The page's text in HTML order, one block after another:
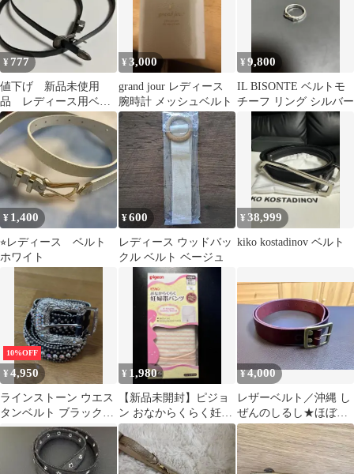
¥ 777
値下げ 新品未使用
品 レディース用ベル
ト ベルト 黒
¥3,000
grand jour レディース
腕時計 メッシュベルト
¥9,800
IL BISONTE ベルトモ
チーフ リング シルバー
¥ 1,400
⭐︎レディース ベルト
ホワイト
¥600
レディース ウッドバッ
クル ベルト ベージュ
¥38,999
kiko kostadinov ベルト
10%OFF
¥4,950
ラインストーン ウエス
タンベルト ブラック
125cm
¥ 1,980
【新品未開封】ピジョ
ン おなからくらく妊婦
帯パンツ Mサイズ コッ
トン100％
¥4,000
レザーベルト／沖縄 し
ぜんのしるし★ほぼ未
使用品 ギャリソンベル
ト 28インチ